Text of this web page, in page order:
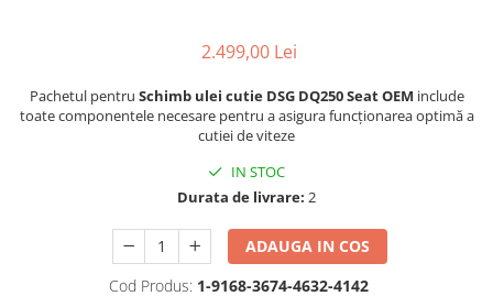
2.499,00 Lei
Pachetul pentru Schimb ulei cutie DSG DQ250 Seat OEM include
toate componentele necesare pentru a asigura funcționarea optimă a
cutiei de viteze
IN STOC
Durata de livrare: 2
ADAUGA IN COS
Cod Produs: 1-9168-3674-4632-4142